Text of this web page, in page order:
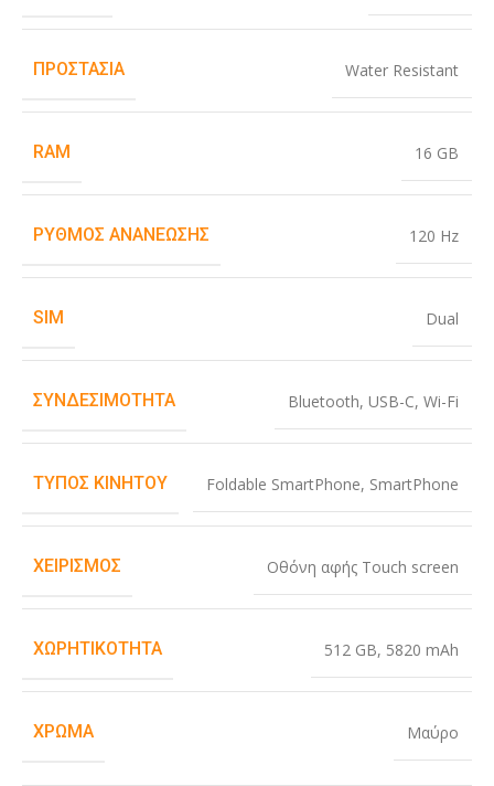
ΠΡΟΣΤΑΣΊΑ Water Resistant
RAM 16 GB
ΡΥΘΜΌΣ ΑΝΑΝΈΩΣΗΣ 120 Hz
SIM Dual
ΣΥΝΔΕΣΙΜΌΤΗΤΑ Bluetooth, USB-C, Wi-Fi
ΤΎΠΟΣ ΚΙΝΗΤΟΎ Foldable SmartPhone, SmartPhone
ΧΕΙΡΙΣΜΌΣ Οθόνη αφής Touch screen
ΧΩΡΗΤΙΚΌΤΗΤΑ 512 GB, 5820 mAh
ΧΡΏΜΑ Μαύρο